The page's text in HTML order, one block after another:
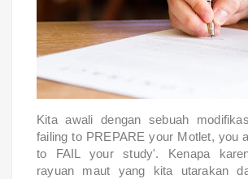
Kita awali dengan sebuah
failing to PREPARE your Motlet, you
to FAIL your study'. Kenapa
rayuan maut yang kita utarakan